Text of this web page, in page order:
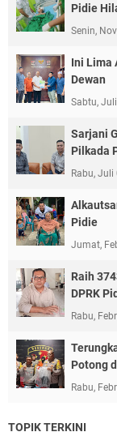
Pidie
Senin,
Ini Lima
Dewan
Sabtu,
Sarjani
Pilkada
Rabu, Juli
Pidie
Jumat,
Raih
DPRK
Rabu,
Potong
Rabu,
TOPIK TERKINI